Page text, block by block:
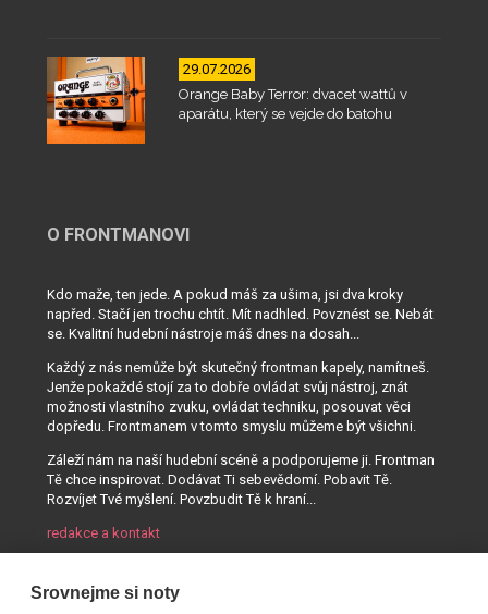
29.07.2026
Orange Baby Terror: dvacet wattů v
aparátu, který se vejde do batohu
O FRONTMANOVI
Kdo maže, ten jede. A pokud máš za ušima, jsi dva kroky
napřed. Stačí jen trochu chtít. Mít nadhled. Povznést se. Nebát
se. Kvalitní hudební nástroje máš dnes na dosah...
Každý z nás nemůže být skutečný frontman kapely, namítneš.
Jenže pokaždé stojí za to dobře ovládat svůj nástroj, znát
možnosti vlastního zvuku, ovládat techniku, posouvat věci
dopředu. Frontmanem v tomto smyslu můžeme být všichni.
Záleží nám na naší hudební scéně a podporujeme ji. Frontman
Tě chce inspirovat. Dodávat Ti sebevědomí. Pobavit Tě.
Rozvíjet Tvé myšlení. Povzbudit Tě k hraní...
redakce a kontakt
Srovnejme si noty